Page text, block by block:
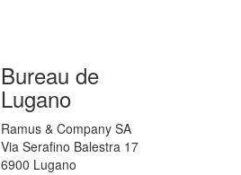
Bureau de
Lugano
Ramus & Company SA
Via Serafino Balestra 17
6900 Lugano